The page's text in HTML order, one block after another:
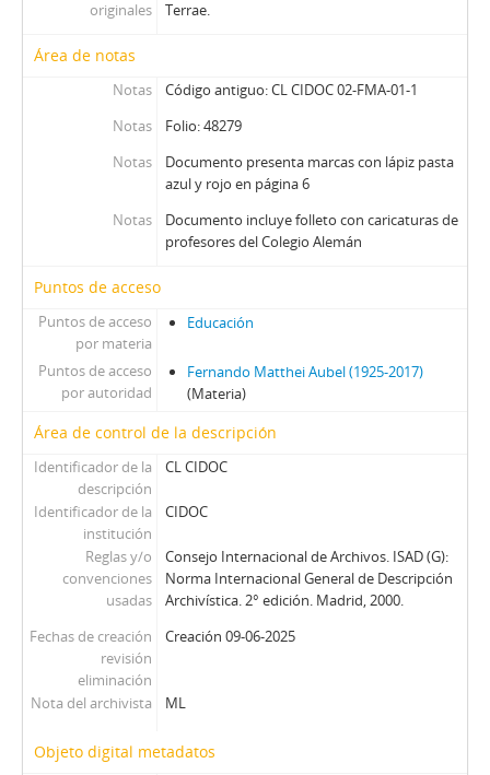
originales Terrae.
Área de notas
Notas
Código antiguo: CL CIDOC 02-FMA-01-1
Notas
Folio: 48279
Notas
Documento presenta marcas con lápiz pasta
azul y rojo en página 6
Notas
Documento incluye folleto con caricaturas de
profesores del Colegio Alemán
Puntos de acceso
Puntos de acceso
por materia
Educación
Puntos de acceso
por autoridad
Fernando Matthei Aubel (1925-2017)
(Materia)
Área de control de la descripción
Identificador de la
descripción
CL CIDOC
Identificador de la
institución
CIDOC
Reglas y/o
convenciones
usadas
Consejo Internacional de Archivos. ISAD (G):
Norma Internacional General de Descripción
Archivística. 2° edición. Madrid, 2000.
Fechas de creación
revisión
eliminación
Creación 09-06-2025
Nota del archivista ML
Objeto digital metadatos